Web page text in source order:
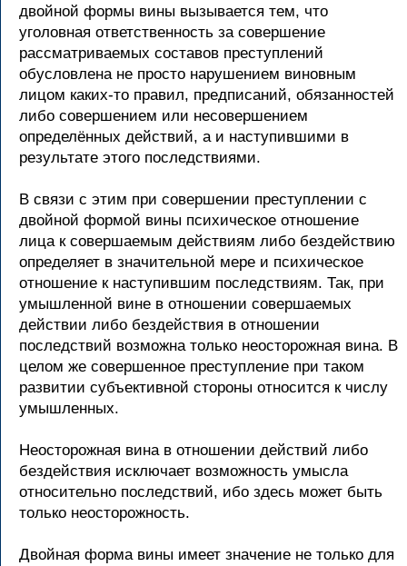
двойной формы вины вызывается тем, что
уголовная ответственность за совершение
рассматриваемых составов преступлений
обусловлена не просто нарушением виновным
лицом каких-то правил, предписаний, обязанностей
либо совершением или несовершением
определённых действий, а и наступившими в
результате этого последствиями.
В связи с этим при совершении преступлении с
двойной формой вины психическое отношение
лица к совершаемым действиям либо бездействию
определяет в значительной мере и психическое
отношение к наступившим последствиям. Так, при
умышленной вине в отношении совершаемых
действии либо бездействия в отношении
последствий возможна только неосторожная вина. В
целом же совершенное преступление при таком
развитии субъективной стороны относится к числу
умышленных.
Неосторожная вина в отношении действий либо
бездействия исключает возможность умысла
относительно последствий, ибо здесь может быть
только неосторожность.
Двойная форма вины имеет значение не только для